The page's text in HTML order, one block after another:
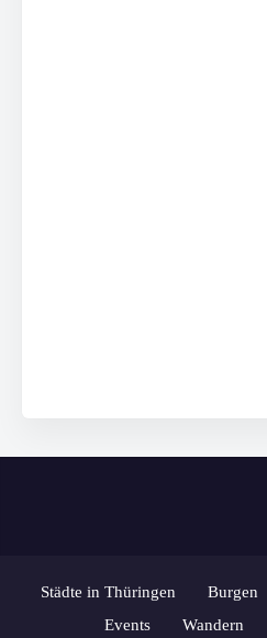
Städte in Thüringen Burgen
Events
Wandern